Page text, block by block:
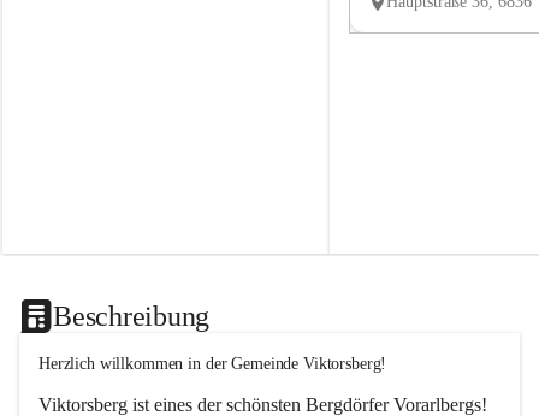
Beschreibung
Herzlich willkommen in der Gemeinde Viktorsberg!
Viktorsberg ist eines der schönsten Bergdörfer Vorarlbergs!